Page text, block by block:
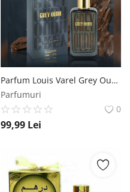
Parfum Louis Varel Grey Oudh, apa de parfum 100 ml, unisex Louis Varel
Parfumuri
0
99,99 Lei